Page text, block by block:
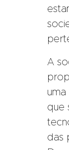
A
que
das